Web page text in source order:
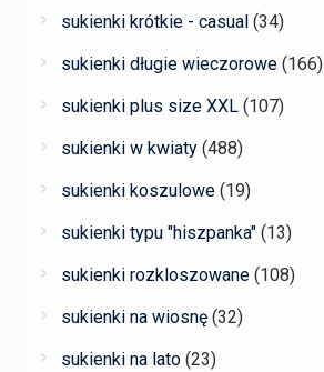
sukienki krótkie - casual (34)
sukienki długie wieczorowe (166)
sukienki plus size XXL (107)
sukienki w kwiaty (488)
sukienki koszulowe (19)
sukienki typu "hiszpanka" (13)
sukienki rozkloszowane (108)
sukienki na wiosnę (32)
sukienki na lato (23)